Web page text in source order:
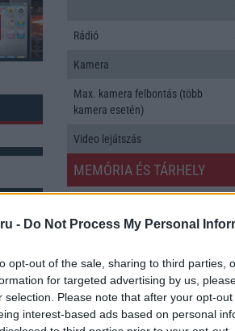
- Do Not Process My Personal
opt-out of the sale, sharing to third parties,
for targeted advertising by us,
selection. Please note that after your opt-
interest-based ads based on personal
1
Rádió
Kamera
Max. kamera felbontás (több
kamera esetén)
Video lejátszás
MEMÓRIA ÉS TÁRHELY
Min. memória
Min. háttértár
Memória bővíthetőség
ADATCSERE